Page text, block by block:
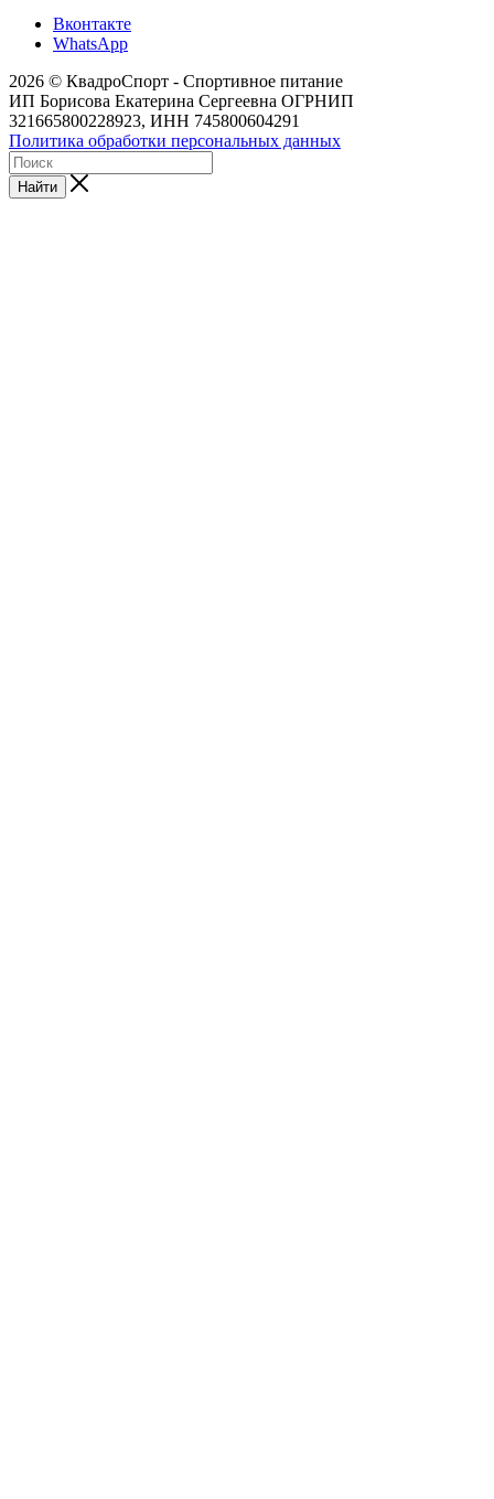
Вконтакте
WhatsApp
2026 © КвадроСпорт - Спортивное питание
ИП Борисова Екатерина Сергеевна ОГРНИП
321665800228923, ИНН 745800604291
Политика обработки персональных данных
Найти